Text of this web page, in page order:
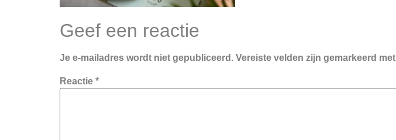
Geef een reactie
Je e-mailadres wordt niet gepubliceerd. Vereiste velden zijn gemarkeerd met
Reactie *